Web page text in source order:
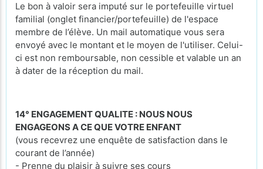
Le bon à valoir sera imputé sur le portefeuille virtuel
familial (onglet financier/portefeuille) de l'espace
membre de l’élève. Un mail automatique vous sera
envoyé avec le montant et le moyen de l'utiliser. Celui-
ci est non remboursable, non cessible et valable un an
à dater de la réception du mail.
14° ENGAGEMENT QUALITE : NOUS NOUS
ENGAGEONS A CE QUE VOTRE ENFANT
(vous recevrez une enquête de satisfaction dans le
courant de l’année)
- Prenne du plaisir à suivre ses cours